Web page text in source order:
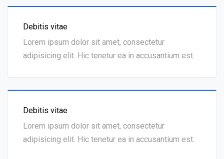
Debitis vitae
Lorem ipsum dolor sit amet, consectetur
adipisicing elit. Hic tenetur ea in accusantium est.
Debitis vitae
Lorem ipsum dolor sit amet, consectetur
adipisicing elit. Hic tenetur ea in accusantium est.